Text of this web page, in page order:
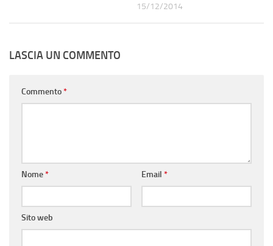
15/12/2014
LASCIA UN COMMENTO
Commento*
Nome* Email *
Sito web